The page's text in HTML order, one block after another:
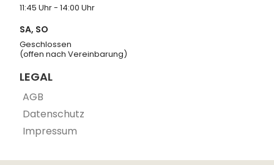
11:45 Uhr - 14:00 Uhr
SA, SO
Geschlossen
(offen nach Vereinbarung)
LEGAL
AGB
Datenschutz
Impressum